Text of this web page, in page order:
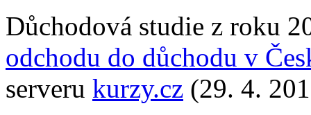
Důchodová studie z roku
odchodu do důchodu v
serveru kurzy.cz (29. 4.